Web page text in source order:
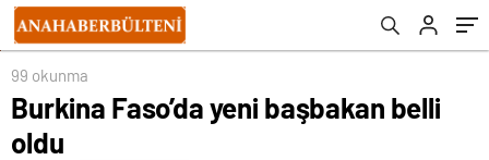
99 okunma
Burkina Faso’da yeni başbakan belli
oldu
İçerik Üreticisi” Ödülünü Aldı